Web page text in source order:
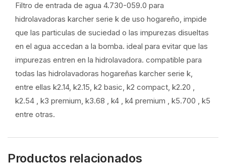
Filtro de entrada de agua 4.730-059.0 para
hidrolavadoras karcher serie k de uso hogareño, impide
que las particulas de suciedad o las impurezas disueltas
en el agua accedan a la bomba. ideal para evitar que las
impurezas entren en la hidrolavadora. compatible para
todas las hidrolavadoras hogareñas karcher serie k,
entre ellas k2.14, k2.15, k2 basic, k2 compact, k2.20 ,
k2.54 , k3 premium, k3.68 , k4 , k4 premium , k5.700 , k5
entre otras.
Productos relacionados